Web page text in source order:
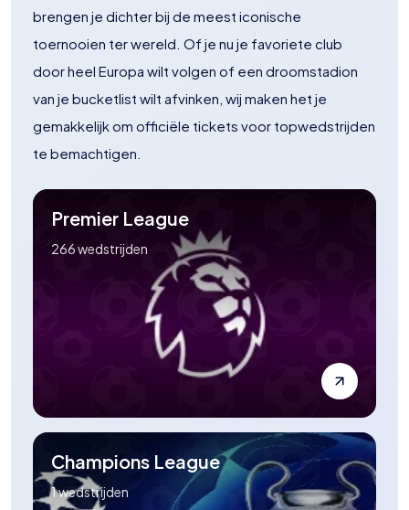
brengen je dichter bij de meest iconische
toernooien ter wereld. Of je nu je favoriete club
door heel Europa wilt volgen of een droomstadion
van je bucketlist wilt afvinken, wij maken het je
gemakkelijk om officiële tickets voor topwedstrijden
te bemachtigen.
Premier League
266wedstrijden
Champions League
1wedstrijden